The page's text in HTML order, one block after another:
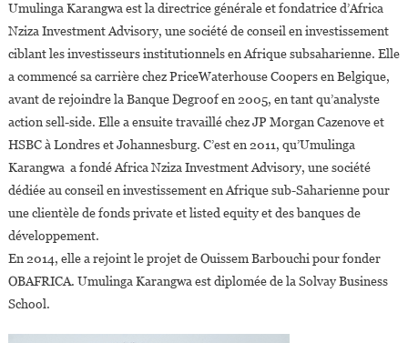
Umulinga Karangwa est la directrice générale et fondatrice d’Africa
Nziza Investment Advisory, une société de conseil en investissement
ciblant les investisseurs institutionnels en Afrique subsaharienne. Elle
a commencé sa carrière chez PriceWaterhouse Coopers en Belgique,
avant de rejoindre la Banque Degroof en 2005, en tant qu’analyste
action sell-side. Elle a ensuite travaillé chez JP Morgan Cazenove et
HSBC à Londres et Johannesburg. C’est en 2011, qu’Umulinga
Karangwa a fondé Africa Nziza Investment Advisory, une société
dédiée au conseil en investissement en Afrique sub-Saharienne pour
une clientèle de fonds private et listed equity et des banques de
développement.
En 2014, elle a rejoint le projet de Ouissem Barbouchi pour fonder
OBAFRICA. Umulinga Karangwa est diplomée de la Solvay Business
School.